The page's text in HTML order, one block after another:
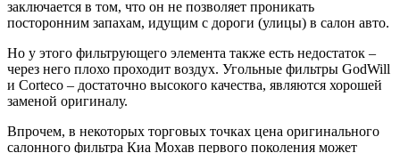
заключается в том, что он не позволяет проникать
посторонним запахам, идущим с дороги (улицы) в салон авто.
Но у этого фильтрующего элемента также есть недостаток –
через него плохо проходит воздух. Угольные фильтры GodWill
и Corteco – достаточно высокого качества, являются хорошей
заменой оригиналу.
Впрочем, в некоторых торговых точках цена оригинального
салонного фильтра Киа Мохав первого поколения может